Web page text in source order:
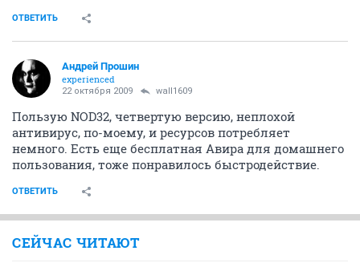
ОТВЕТИТЬ
Андрей Прошин
experienced
22 октября 2009 wall1609
Пользую NOD32, четвертую версию, неплохой
антивирус, по-моему, и ресурсов потребляет
немного. Есть еще бесплатная Авира для домашнего
пользования, тоже понравилось быстродействие.
ОТВЕТИТЬ
СЕЙЧАС ЧИТАЮТ